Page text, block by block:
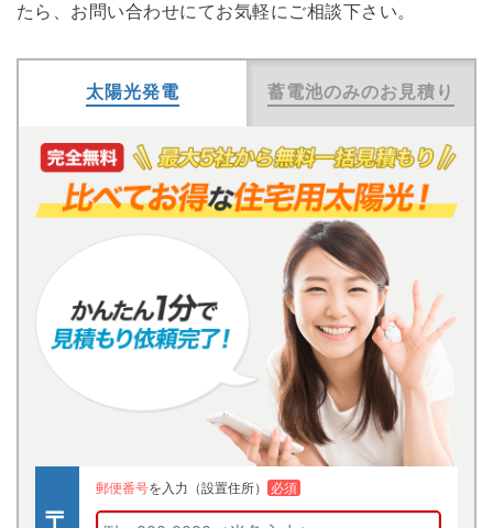
たら、お問い合わせにてお気軽にご相談下さい。
太陽光発電 蓄電池のみのお見積り
郵便番号を入力（設置住所） 必須